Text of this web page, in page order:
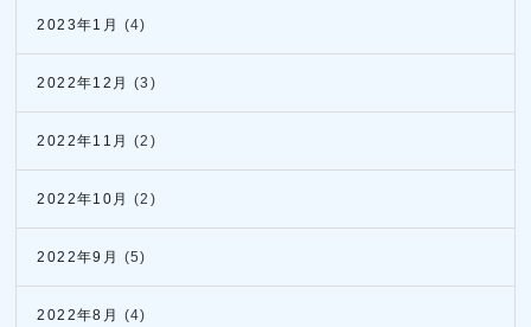
2023年1月 (4)
2022年12月 (3)
2022年11月 (2)
2022年10月 (2)
2022年9月 (5)
2022年8月 (4)